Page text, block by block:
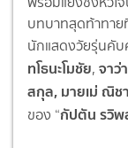
บทบาทสุดท้าทาย
นักแสดงวัยรุ่นคั
ทโธนะโมชัย, จาว่า
สกุล,มายเม่ณิช
ของ “กัปตัน รวิพ